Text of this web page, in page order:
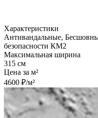
Характеристики
Антивандальные,
безопасности КМ2
Максимальная ширина
315 см
Цена за м²
4600 ₽/м²